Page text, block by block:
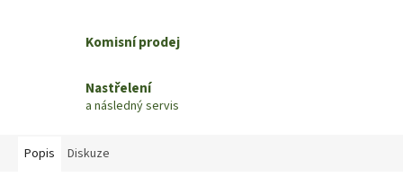
Komisní prodej
Nastřelení
a následný servis
Popis Diskuze